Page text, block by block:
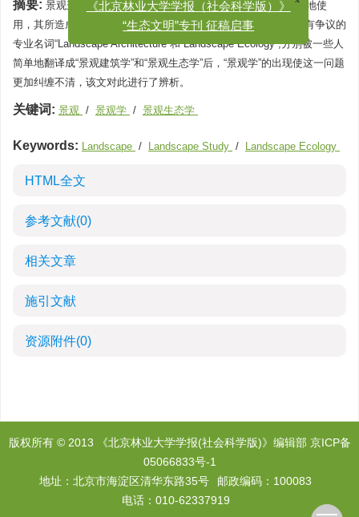
摘要: 景观这一含义广泛的名词，最近几年在中国被越来越广泛地使
用，其所造成的专业上的混乱在大学教育中尤其明显。在国外已有争议的
专业名词“Landscape Architecture”和“Landscape Ecology”,分别被一些人
简单地翻译成“景观建筑学”和“景观生态学”后，“景观学”的出现使这一问题
更加纠缠不清，该文对此进行了辨析。
关键词: 景观 / 景观学 / 景观生态学
Keywords: Landscape / Landscape Study / Landscape Ecology
HTML全文
参考文献(0)
相关文章
施引文献
资源附件(0)
版权所有 © 2013 《北京林业大学学报(社会科学版)》编辑部 京ICP备
05066833号-1
地址：北京市海淀区清华东路35号
邮政编码：100083
电话：010-62337919
“生态文明”专刊 征稿启事